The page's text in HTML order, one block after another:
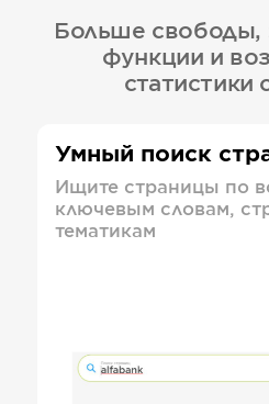
Больше свободы,
функции и
статистики
Умный поиск
Ищите страницы по
ключевым словам,
тематикам